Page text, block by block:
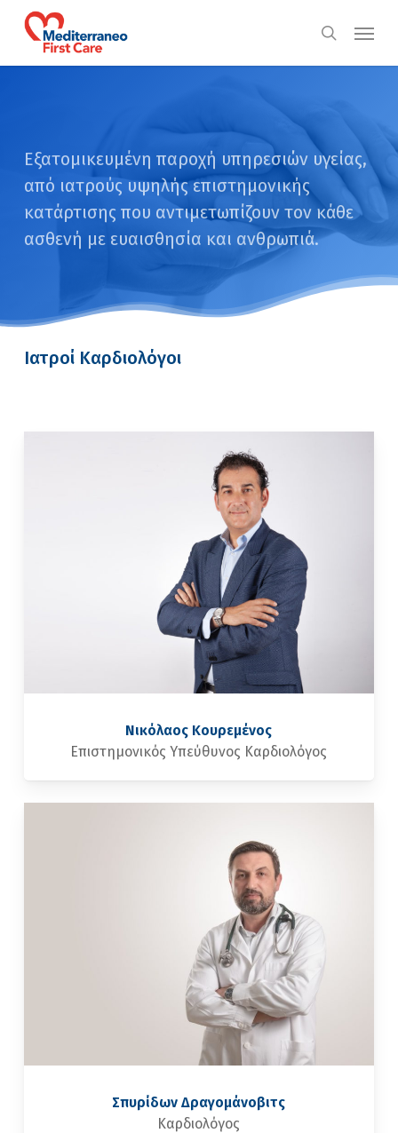
search
Menu
Εξατομικευμένη παροχή υπηρεσιών υγείας,
από ιατρούς υψηλής επιστημονικής
κατάρτισης που αντιμετωπίζουν τον κάθε
ασθενή με ευαισθησία και ανθρωπιά.
Ιατροί Καρδιολόγοι
Νικόλαος Κουρεμένος
Επιστημονικός Υπεύθυνος Καρδιολόγος
Σπυρίδων Δραγομάνοβιτς
Καρδιολόγος